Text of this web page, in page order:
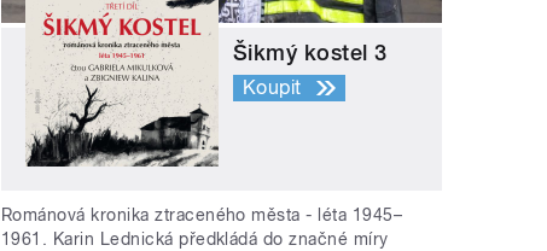
Šikmý kostel 3
Koupit
Románová kronika ztraceného města - léta 1945–
1961. Karin Lednická předkládá do značné míry